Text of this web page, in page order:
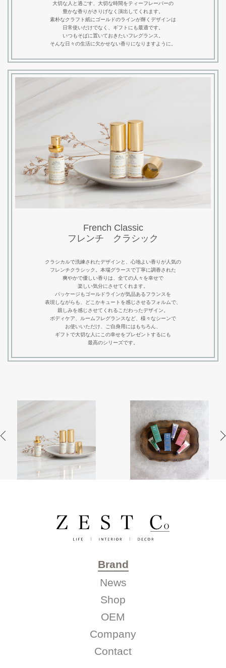
Contact
大切な人と過ごす、大切な時間をティーフレーバーの
豊かな香りがさりげなく演出してくれます。
素朴なクラフト紙にゴールドのラインが輝くデザインは
日常使いだけでなく、ギフトにも最適です。
いつもそばに置いておきたいフレグランス。
そんな日々の生活に欠かせない香りになりますように。
French Classic
フレンチ クラシック
クラシカルで洗練されたデザインと、心地よい香りが人気の
フレンチクラシック。本場グラースで丁寧に調香された
爽やかで優しい香りは、全ての人々を幸せで
楽しい気分にさせてくれます。
パッケージもゴールドラインが気品あるフランスを
表現しながらも、どこかキュートを感じさせるフォルムで、
親しみを感じさせてくれるこだわったデザイン。
ボディケア、ルームフレグランスなど、様々なシーンで
お使いいただけ、ご自身用にはもちろん、
ギフトで大切な人にこの幸せをプレゼントするにも
最高のシリーズです。
Brand
News
Shop
OEM
Company
Contact